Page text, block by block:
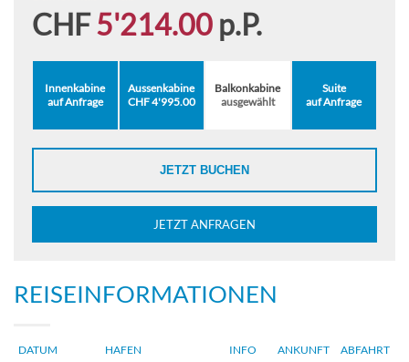
CHF5'214.00 p.P.
Innenkabine
auf Anfrage
Aussenkabine
CHF 4'995.00
Balkonkabine
ausgewählt
Suite
auf Anfrage
JETZT BUCHEN
JETZT ANFRAGEN
REISEINFORMATIONEN
DATUM HAFEN INFO ANKUNFT ABFAHRT